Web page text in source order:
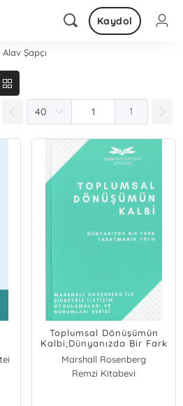
Kaydol
Şapçı
1
Toplumsal Dönüşümün
Kalbi;Dünyanızda Bir Fark
Yaratmanın Yolu...
Marshall Rosenberg
Remzi Kitabevi